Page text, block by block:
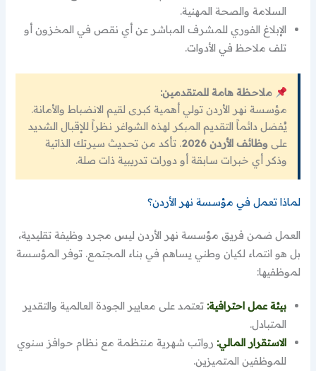
السلامة والصحة المهنية.
الإبلاغ الفوري للمشرف المباشر عن أي نقص في المخزون أو
تلف ملاحظ في الأدوات.
ملاحظة هامة للمتقدمين:
مؤسسة نهر الأردن تولي أهمية كبرى لقيم الانضباط والأمانة.
يُفضل دائماً التقديم المبكر لهذه الشواغر نظراً للإقبال الشديد
علىوظائف الأردن 2026
. تأكد من تحديث سيرتك الذاتية
وذكر أي خبرات سابقة أو دورات تدريبية ذات صلة.
لماذا تعمل في مؤسسة نهر الأردن؟
العمل ضمن فريق مؤسسة نهر الأردن ليس مجرد وظيفة تقليدية،
بل هو انتماء لكيان وطني يساهم في بناء المجتمع. توفر المؤسسة
لموظفيها:
بيئة عمل احترافية: تعتمد على معايير الجودة العالمية والتقدير
المتبادل.
الاستقرار المالي: رواتب شهرية منتظمة مع نظام حوافز سنوي
للموظفين المتميزين.